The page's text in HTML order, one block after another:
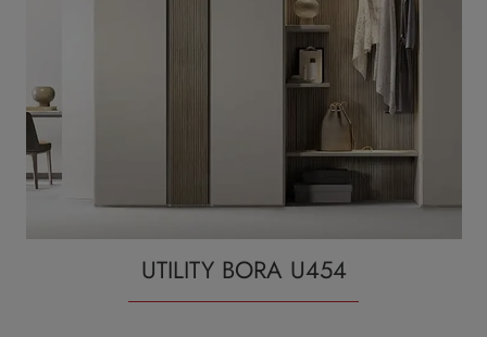
UTILITY BORA U454